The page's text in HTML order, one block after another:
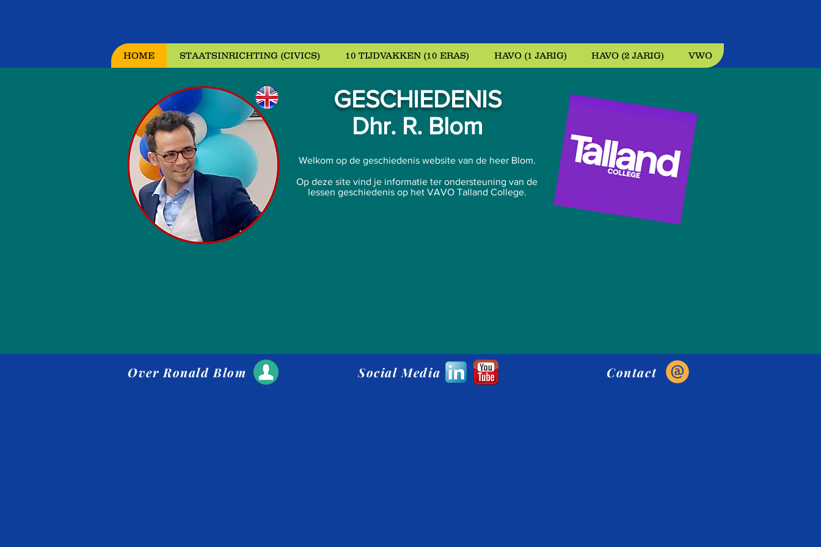
HOME STAATSINRICHTING (CIVICS) 10 TIJDVAKKEN (10 ERAS) HAVO (1 JARIG) HAVO (2 JARIG) VWO
GESCHIEDENIS
Dhr. R. Blom
Welkom op de geschiedenis website van de heer Blom.
Op deze site vind je informatie ter ondersteuning van de
lessen geschiedenis op het VAVO Talland College.
Over Ronald Blom Social Media Contact